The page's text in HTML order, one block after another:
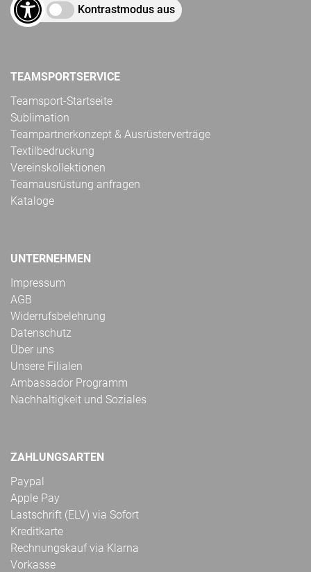
Kontrastmodus aus
TEAMSPORTSERVICE
Teamsport-Startseite
Sublimation
Teampartnerkonzept & Ausrüsterverträge
Textilbedruckung
Vereinskollektionen
Teamausrüstung anfragen
Kataloge
UNTERNEHMEN
Impressum
AGB
Widerrufsbelehrung
Datenschutz
Über uns
Unsere Filialen
Ambassador Programm
Nachhaltigkeit und Soziales
ZAHLUNGSARTEN
Paypal
Apple Pay
Lastschrift (ELV) via Sofort
Kreditkarte
Rechnungskauf via Klarna
Vorkasse